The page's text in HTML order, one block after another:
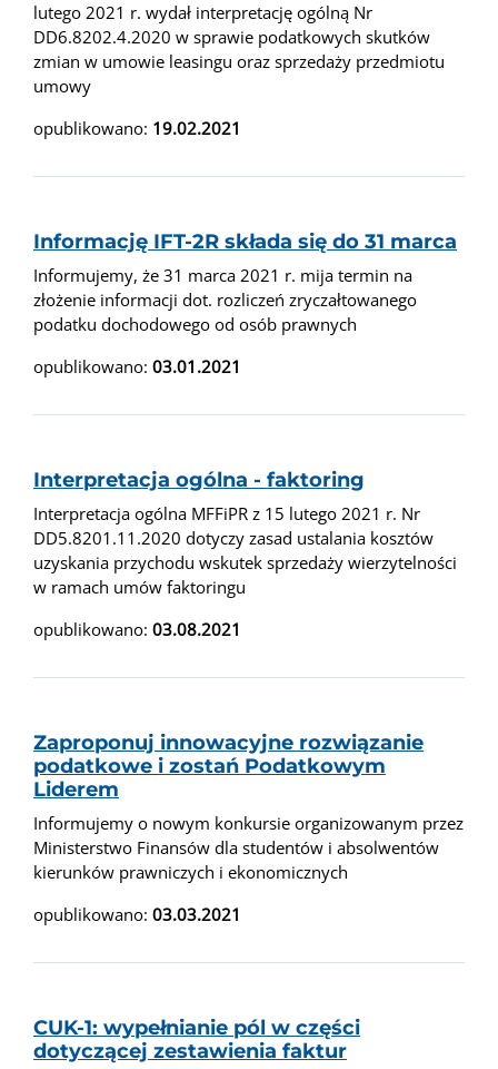
lutego 2021 r. wydał interpretację ogólną Nr
DD6.8202.4.2020 w sprawie podatkowych skutków
zmian w umowie leasingu oraz sprzedaży przedmiotu
umowy
opublikowano: 19.02.2021
Informację IFT-2R składa się do 31 marca
Informujemy, że 31 marca 2021 r. mija termin na
złożenie informacji dot. rozliczeń zryczałtowanego
podatku dochodowego od osób prawnych
opublikowano: 03.01.2021
Interpretacja ogólna - faktoring
Interpretacja ogólna MFFiPR z 15 lutego 2021 r. Nr
DD5.8201.11.2020 dotyczy zasad ustalania kosztów
uzyskania przychodu wskutek sprzedaży wierzytelności
w ramach umów faktoringu
opublikowano: 03.08.2021
Zaproponuj innowacyjne rozwiązanie
podatkowe i zostań Podatkowym
Liderem
Informujemy o nowym konkursie organizowanym przez
Ministerstwo Finansów dla studentów i absolwentów
kierunków prawniczych i ekonomicznych
opublikowano: 03.03.2021
CUK-1: wypełnianie pól w części
dotyczącej zestawienia faktur